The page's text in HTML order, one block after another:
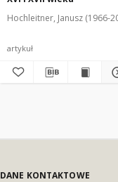
Hochleitner, Janusz (1966-
artykuł
DANE KONTAKTOWE